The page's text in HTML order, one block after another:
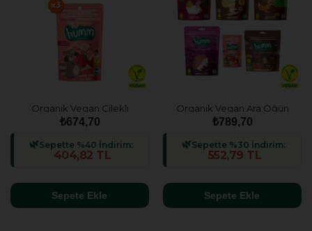
Organik Vegan Çilekli
Atıştırmalık Paketi - 6 adet (2
₺674,70
Sepette %40 İndirim:
404,82 TL
Sepete Ekle
Organik Vegan Ara Öğün
Atıştırmalık Paketi- 6 adet (6
₺789,70
Sepette %30 İndirim:
552,79 TL
Sepete Ekle